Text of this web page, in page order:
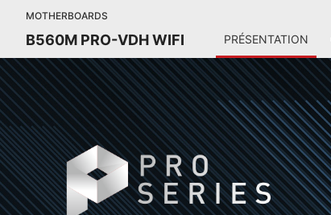
MOTHERBOARDS
B560M PRO-VDH WIFI PRÉSENTATION